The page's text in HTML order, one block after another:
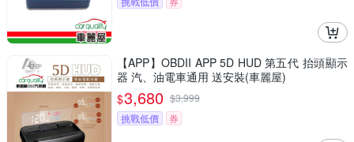
【APP】OBDII APP 5D HUD 第五代 抬頭顯示
器 汽、油電車通用 送安裝(車麗屋)
$3,680 $3,999
挑戰低價
券